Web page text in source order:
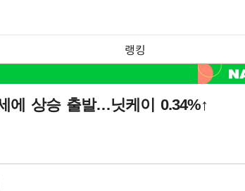
랭킹
에 상승 출발…닛케이 0.34%↑